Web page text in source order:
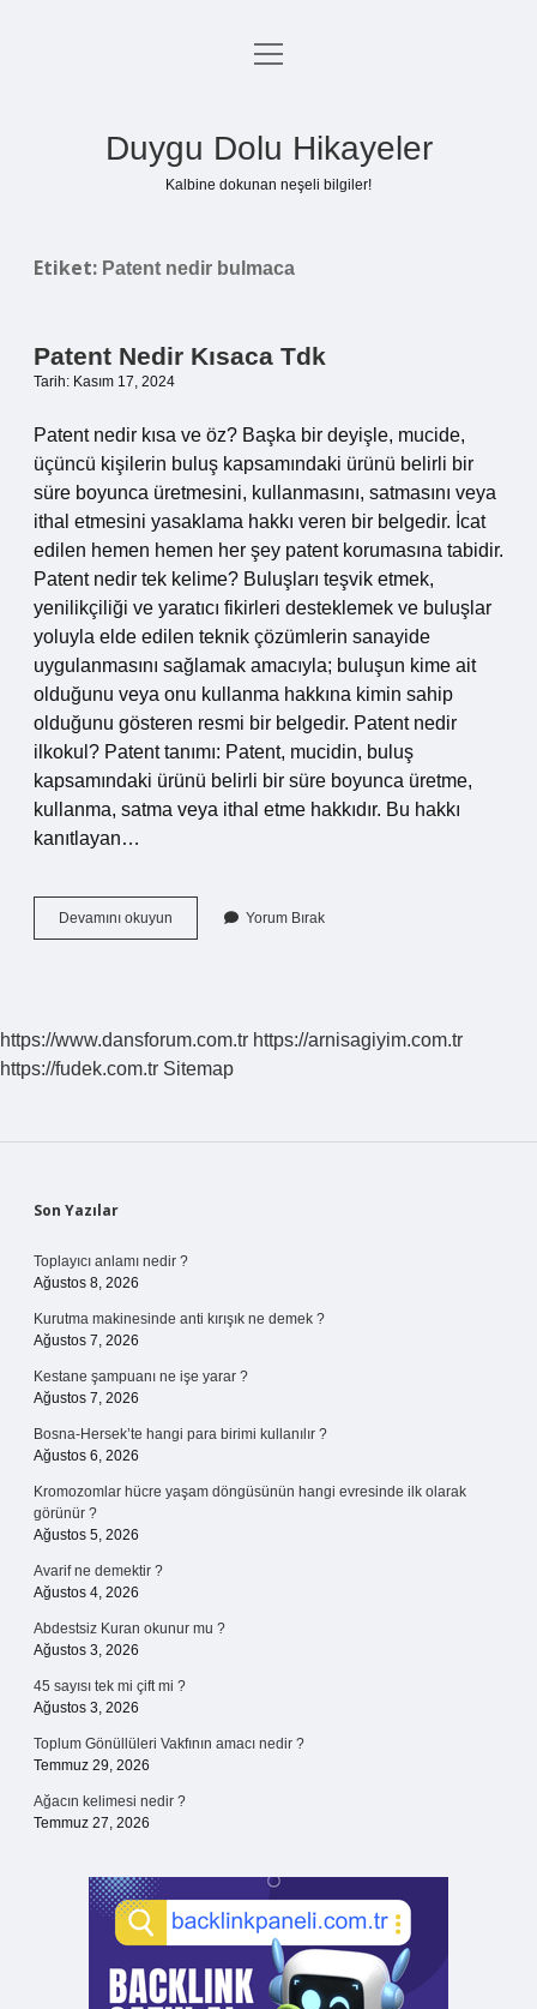
Anasayfa
menüyü
Duygu Dolu Hikayeler
Kalbine dokunan neşeli bilgiler!
Etiket: Patent nedir bulmaca
Patent Nedir Kısaca Tdk
Tarih: Kasım 17, 2024
Patent nedir kısa ve öz? Başka bir deyişle, mucide,
üçüncü kişilerin buluş kapsamındaki ürünü belirli bir
süre boyunca üretmesini, kullanmasını, satmasını veya
ithal etmesini yasaklama hakkı veren bir belgedir. İcat
edilen hemen hemen her şey patent korumasına tabidir.
Patent nedir tek kelime? Buluşları teşvik etmek,
yenilikçiliği ve yaratıcı fikirleri desteklemek ve buluşlar
yoluyla elde edilen teknik çözümlerin sanayide
uygulanmasını sağlamak amacıyla; buluşun kime ait
olduğunu veya onu kullanma hakkına kimin sahip
olduğunu gösteren resmi bir belgedir. Patent nedir
ilkokul? Patent tanımı: Patent, mucidin, buluş
kapsamındaki ürünü belirli bir süre boyunca üretme,
kullanma, satma veya ithal etme hakkıdır. Bu hakkı
kanıtlayan…
Devamını okuyun
Nedir
Yorum Bırak
https://www.dansforum.com.tr https://arnisagiyim.com.tr
https://fudek.com.tr Sitemap
Sidebar
Son Yazılar
Toplayıcı anlamı nedir ?
Ağustos 8, 2026
Kurutma makinesinde anti kırışık ne demek ?
Ağustos 7, 2026
Kestane şampuanı ne işe yarar ?
Ağustos 7, 2026
Bosna-Hersek’te hangi para birimi kullanılır ?
Ağustos 6, 2026
Kromozomlar hücre yaşam döngüsünün hangi evresinde ilk olarak
görünür ?
Ağustos 5, 2026
Avarif ne demektir ?
Ağustos 4, 2026
Abdestsiz Kuran okunur mu ?
Ağustos 3, 2026
45 sayısı tek mi çift mi ?
Ağustos 3, 2026
Toplum Gönüllüleri Vakfının amacı nedir ?
Temmuz 29, 2026
Ağacın kelimesi nedir ?
Temmuz 27, 2026